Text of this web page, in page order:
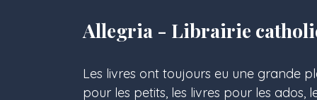
Allegria - Librairie
Les livres ont toujours eu une grande
pour les petits, les livres pour les ados,